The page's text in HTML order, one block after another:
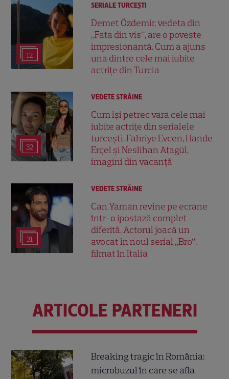
12
SERIALE TURCEŞTI
Demet Özdemir, vedeta din
„Fata din vis”, are o poveste
impresionantă. Cum a ajuns
una dintre cele mai iubite
actrițe din Turcia
32
VEDETE STRĂINE
Cum își petrec vara cele mai
iubite actrițe din serialele
turcești. Fahriye Evcen, Hande
Erçel și Neslihan Atagül,
imagini din vacanță
31
VEDETE STRĂINE
Can Yaman revine pe ecrane
într-o ipostază complet
diferită. Actorul joacă un
avocat în noul serial „Bro”,
filmat în Italia
ARTICOLE PARTENERI
Breaking tragic în România:
microbuzul în care se afla